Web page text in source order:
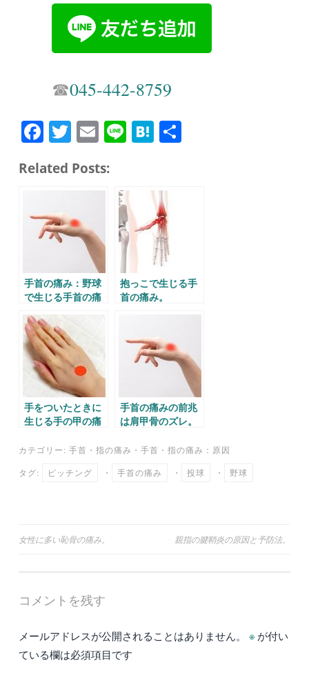
☎︎045-442-8759
Fa
bo
T
tte
E
ail
Li H
a
Related Posts:
手首の痛み：野球
で生じる手首の痛
抱っこで生じる手
首の痛み。
手をついたときに
生じる手の甲の痛
法。
手首の痛みの前兆
は肩甲骨のズレ。
カテゴリー: 手首・指の痛み ・ 手首・指の痛み：原因
タグ: ピッチング ・ 手首の痛み ・ 投球 ・ 野球
投
ビ
ー
シ
女性に多い恥骨の痛み。 親指の腱鞘炎の原因と予防法。
コメントを残す
メールアドレスが公開されることはありません。 ※ が付い
ている欄は必須項目です